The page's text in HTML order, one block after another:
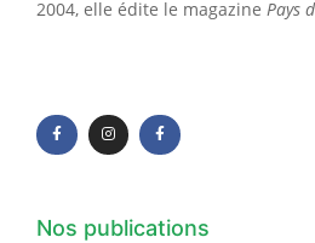
2004, elle édite le magazine Pays
c
e
b
o
s
t
a
g
c
e
b
o
Nos publications